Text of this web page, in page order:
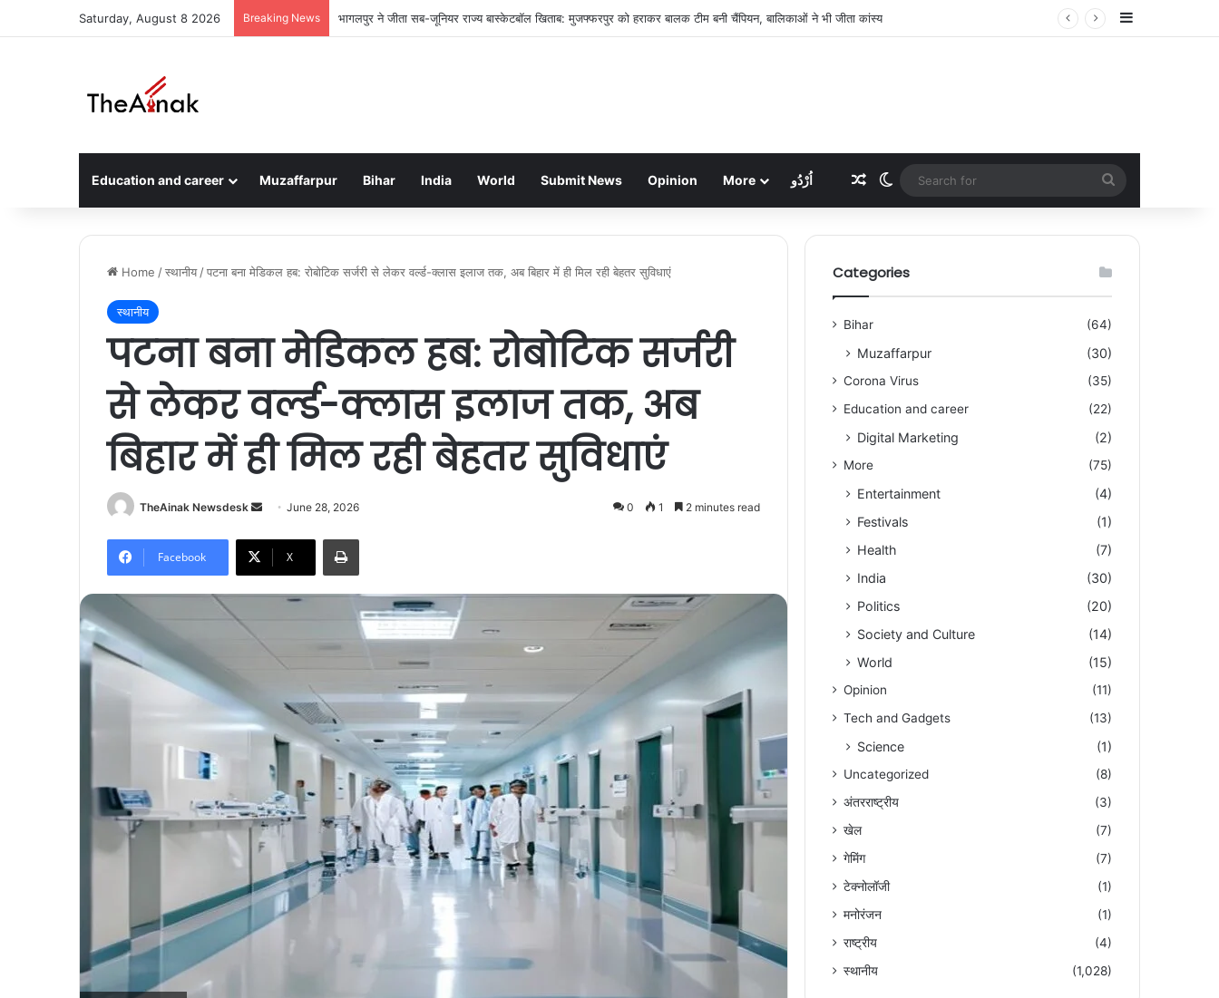
Saturday, August 8 2026 Breaking News मुजफ्फरपुर: डांसर बेटी की संदिग्ध मौत, मां ने कहा- ‘मेरी बेटी आत्महत्या नहीं कर सकती’
Education and career Muzaffarpur Bihar India World Submit News Opinion More اُرْدُو Random Article
Switch skin
for
Home /स्थानीय /पटना बना मेडिकल हब: रोबोटिक सर्जरी से लेकर वर्ल्ड-क्लास इलाज तक, अब बिहार में ही मिल रही बेहतर सुविधाएं
स्थानीय
पटना बना मेडिकल हब: रोबोटिक सर्जरी
से लेकर वर्ल्ड-क्लास इलाज तक, अब
बिहार में ही मिल रही बेहतर सुविधाएं
TheAinak Newsdesk
d
a
l
June 28, 2026 0 1 2 minutes read
Facebook X
Categories
Bihar (64)
Muzaffarpur (30)
Corona Virus
(35)
Education and career
(22)
Digital Marketing (2)
More (75)
Entertainment
(4)
Festivals
(1)
Health
(7)
India
(30)
Politics
(20)
Society and Culture
(14)
World
(15)
Opinion
(11)
Tech and Gadgets
(13)
Science (1)
Uncategorized
(8)
अंतरराष्ट्रीय
(3)
खेल
(7)
गेमिंग
(7)
टेक्नोलॉजी
(1)
मनोरंजन
(1)
राष्ट्रीय
(4)
स्थानीय
(1,028)